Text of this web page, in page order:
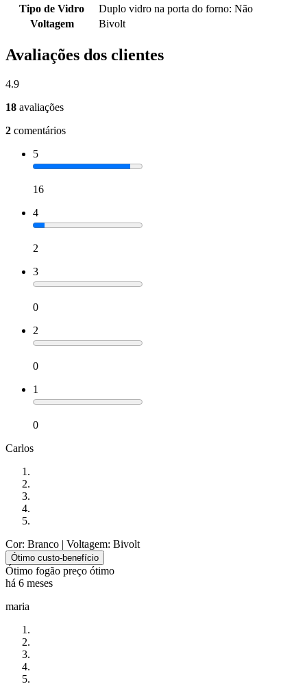
Tipo de Vidro
Duplo vidro na porta do forno: Não
Voltagem
Bivolt
Avaliações dos clientes
4.9
18 avaliações
2 comentários
5
16
4
2
3
0
2
0
1
0
Carlos
Cor: Branco | Voltagem: Bivolt
Ótimo custo-benefício
Ótimo fogão preço ótimo
há 6 meses
maria